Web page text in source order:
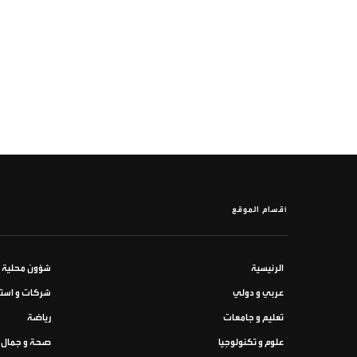
أقسام الموقع
الرئيسية شؤون محلية
عربي و دولي شركات و
تعليم و جامعات رياضة
علوم و تكنولوجيا صحة و جمال